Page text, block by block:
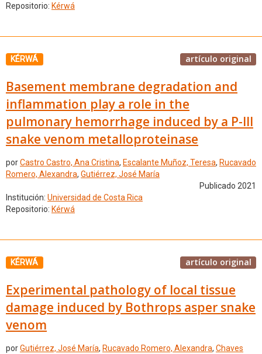
Repositorio: Kérwá
KÉRWÁ artículo original
Basement membrane degradation and
inflammation play a role in the
pulmonary hemorrhage induced by a P-III
snake venom metalloproteinase
porCastro Castro, Ana Cristina, Escalante Muñoz, Teresa, Rucavado
Romero, Alexandra, Gutiérrez, José María
Publicado 2021
Institución: Universidad de Costa Rica
Repositorio: Kérwá
KÉRWÁ artículo original
Experimental pathology of local tissue
damage induced by Bothrops asper snake
venom
porGutiérrez, José María, Rucavado Romero, Alexandra, Chaves